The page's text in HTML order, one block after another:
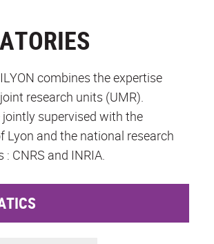
combines the expertise
research units (UMR).
jointly supervised with the
Lyon and the national research
CNRS and INRIA.